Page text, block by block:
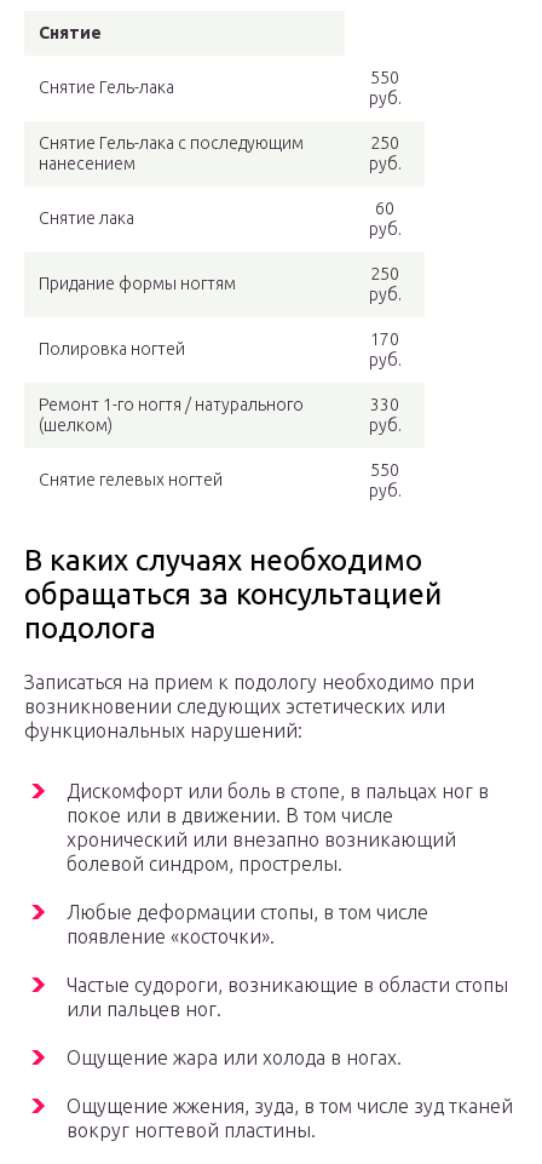
Снятие
Снятие Гель-лака
550
руб.
Снятие Гель-лака с последующим
нанесением
250
руб.
Снятие лака
60
руб.
Придание формы ногтям
250
руб.
Полировка ногтей
170
руб.
Ремонт 1-го ногтя / натурального
(шелком)
330
руб.
Снятие гелевых ногтей
550
руб.
В каких случаях необходимо
обращаться за консультацией
подолога
Записаться на прием к подологу необходимо при
возникновении следующих эстетических или
функциональных нарушений:
Дискомфорт или боль в стопе, в пальцах ног в
покое или в движении. В том числе
хронический или внезапно возникающий
болевой синдром, прострелы.
Любые деформации стопы, в том числе
появление «косточки».
Частые судороги, возникающие в области стопы
или пальцев ног.
Ощущение жара или холода в ногах.
Ощущение жжения, зуда, в том числе зуд тканей
вокруг ногтевой пластины.